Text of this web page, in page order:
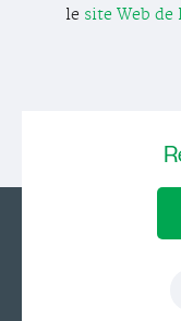
le site Web de